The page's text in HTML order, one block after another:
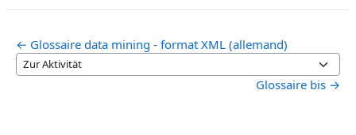
← Glossaire data mining - format XML (allemand)
Zur Aktivität
Glossaire bis →